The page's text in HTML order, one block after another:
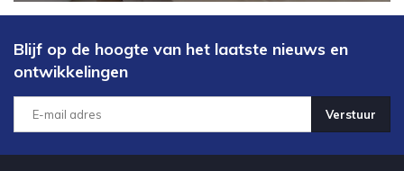
Blijf op de hoogte van het laatste nieuws en
ontwikkelingen
Verstuur